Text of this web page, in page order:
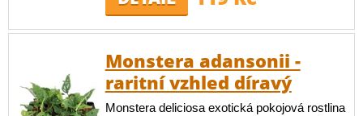
Monstera adansonii -
raritní vzhled díravý
Monstera deliciosa exotická pokojová rostlina